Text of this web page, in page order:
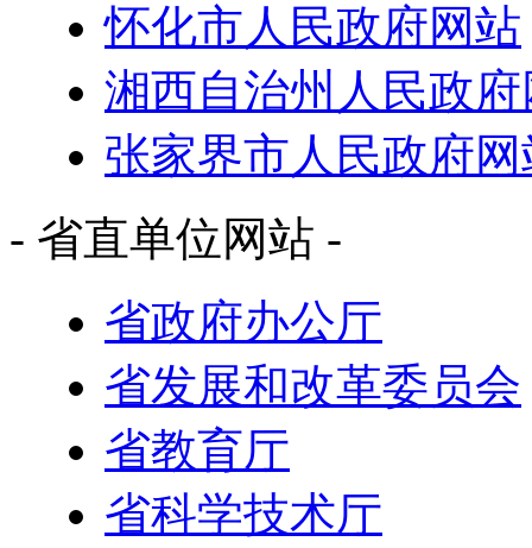
怀化市人民政府网站
湘西自治州人民政
张家界市人民政府网
- 省直单位网站 -
省政府办公厅
省发展和改革委员会
省教育厅
省科学技术厅